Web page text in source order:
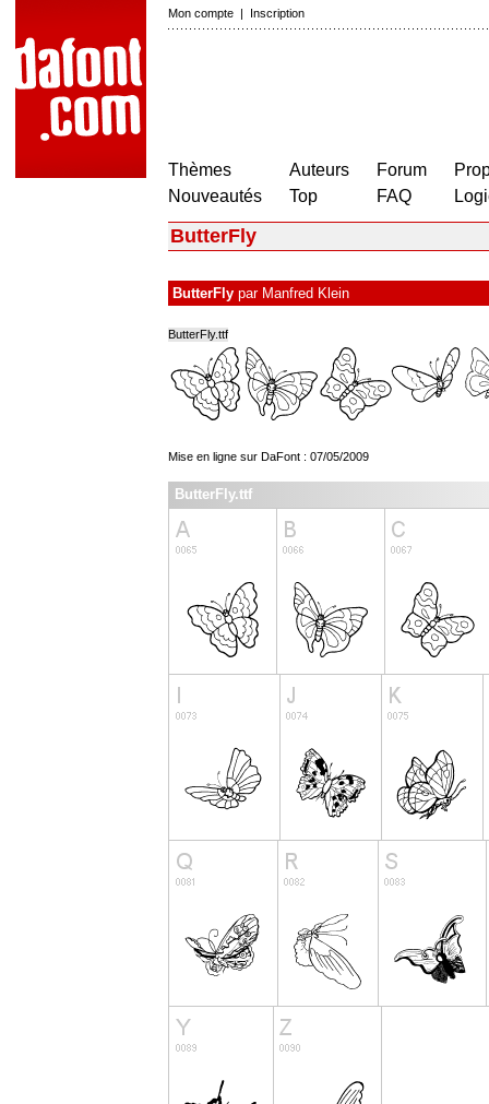
Mon compte | Inscription
Thèmes
Nouveautés
Auteurs
Top
Forum
FAQ
ButterFly
ButterFly par Manfred Klein
ButterFly.ttf
Mise en ligne sur DaFont : 07/05/2009
ButterFly.ttf